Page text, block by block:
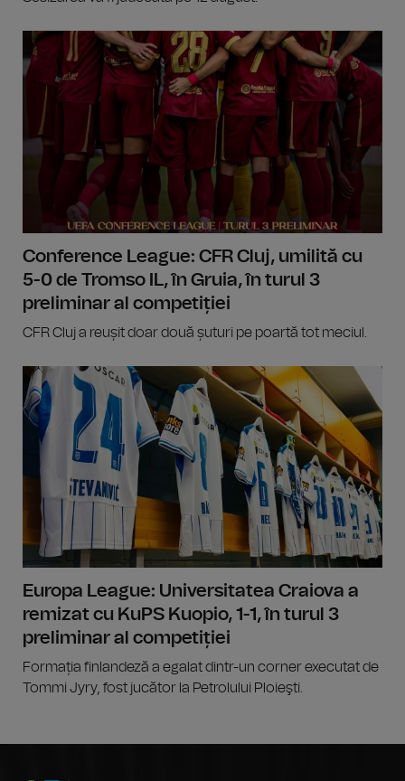
Conference League: CFR Cluj, umilită cu
5-0 de Tromso IL, în Gruia, în turul 3
preliminar al competiției
CFR Cluj a reușit doar două șuturi pe poartă tot meciul.
Europa League: Universitatea Craiova a
remizat cu KuPS Kuopio, 1-1, în turul 3
preliminar al competiției
Formația finlandeză a egalat dintr-un corner executat de
Tommi Jyry, fost jucător la Petrolului Ploieşti.